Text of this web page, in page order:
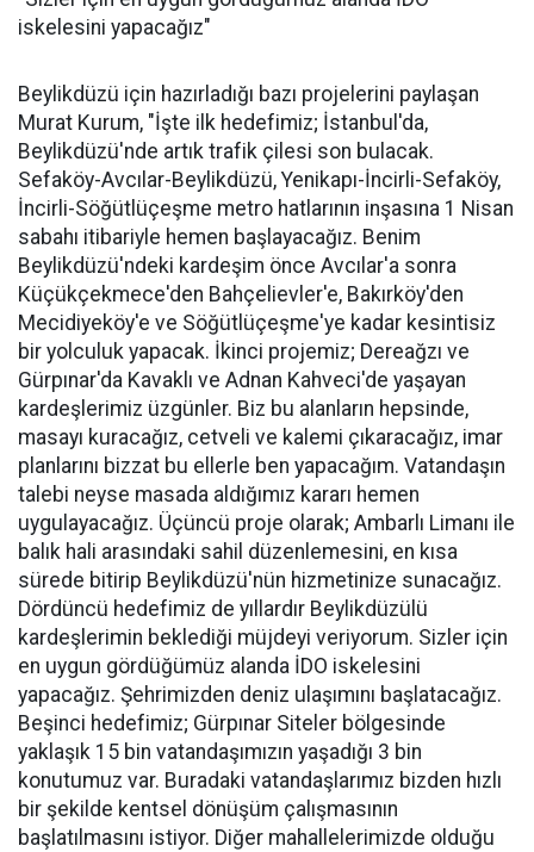
iskelesini yapacağız"
Beylikdüzü için hazırladığı bazı projelerini paylaşan
Murat Kurum, "İşte ilk hedefimiz; İstanbul'da,
Beylikdüzü'nde artık trafik çilesi son bulacak.
Sefaköy-Avcılar-Beylikdüzü, Yenikapı-İncirli-Sefaköy,
İncirli-Söğütlüçeşme metro hatlarının inşasına 1 Nisan
sabahı itibariyle hemen başlayacağız. Benim
Beylikdüzü'ndeki kardeşim önce Avcılar'a sonra
Küçükçekmece'den Bahçelievler'e, Bakırköy'den
Mecidiyeköy'e ve Söğütlüçeşme'ye kadar kesintisiz
bir yolculuk yapacak. İkinci projemiz; Dereağzı ve
Gürpınar'da Kavaklı ve Adnan Kahveci'de yaşayan
kardeşlerimiz üzgünler. Biz bu alanların hepsinde,
masayı kuracağız, cetveli ve kalemi çıkaracağız, imar
planlarını bizzat bu ellerle ben yapacağım. Vatandaşın
talebi neyse masada aldığımız kararı hemen
uygulayacağız. Üçüncü proje olarak; Ambarlı Limanı ile
balık hali arasındaki sahil düzenlemesini, en kısa
sürede bitirip Beylikdüzü'nün hizmetinize sunacağız.
Dördüncü hedefimiz de yıllardır Beylikdüzülü
kardeşlerimin beklediği müjdeyi veriyorum. Sizler için
en uygun gördüğümüz alanda İDO iskelesini
yapacağız. Şehrimizden deniz ulaşımını başlatacağız.
Beşinci hedefimiz; Gürpınar Siteler bölgesinde
yaklaşık 15 bin vatandaşımızın yaşadığı 3 bin
konutumuz var. Buradaki vatandaşlarımız bizden hızlı
bir şekilde kentsel dönüşüm çalışmasının
başlatılmasını istiyor. Diğer mahallelerimizde olduğu